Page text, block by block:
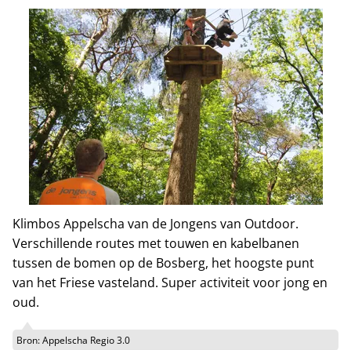
Klimbos Appelscha van de Jongens van Outdoor.
Verschillende routes met touwen en kabelbanen
tussen de bomen op de Bosberg, het hoogste punt
van het Friese vasteland. Super activiteit voor jong en
oud.
Bron:Appelscha Regio 3.0